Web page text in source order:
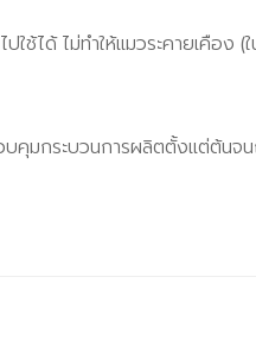
ใช้ได้ ไม่ทำให้แมวระคายเคือง
คุมกระบวนการผลิตตั้งแต่ต้นจ